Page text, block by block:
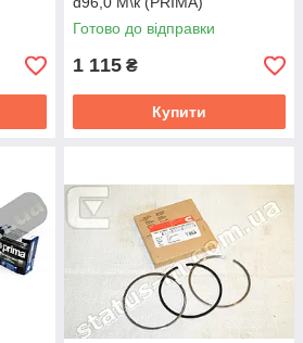
405.1000100
Готово до відправки
1 115 ₴
Купити